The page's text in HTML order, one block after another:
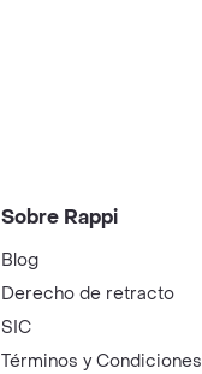
Sobre Rappi
Blog
Derecho de retracto
SIC
Términos y Condiciones